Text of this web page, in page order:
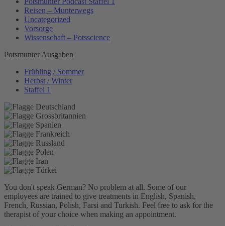
Reisen – Munterwegs
Uncategorized
Vorsorge
Wissenschaft – Potsscience
Potsmunter Ausgaben
Frühling / Sommer
Herbst / Winter
Staffel 1
You don't speak German? No problem at all. Some of our
employees are trained to give treatments in English, Spanish,
French, Russian, Polish, Farsi and Turkish. Feel free to ask for the
therapist of your choice when making an appointment.